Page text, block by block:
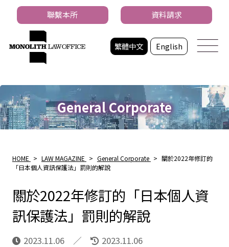
繁體中文 English
聯繫本所 資料請求
General Corporate
HOME > LAW MAGAZINE > General Corporate > 關於2022年修訂的
「日本個人資訊保護法」罰則的解說
關於2022年修訂的「日本個人資
訊保護法」罰則的解說
2023.11.06 2023.11.06